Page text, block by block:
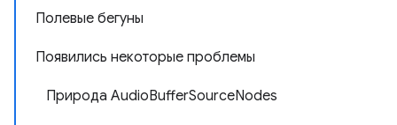
Полевые бегуны
Появились некоторые проблемы
Природа AudioBufferSourceNodes